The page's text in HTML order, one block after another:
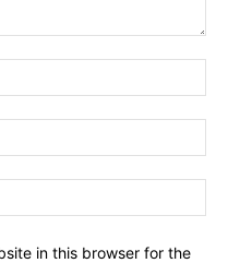
in this browser for the